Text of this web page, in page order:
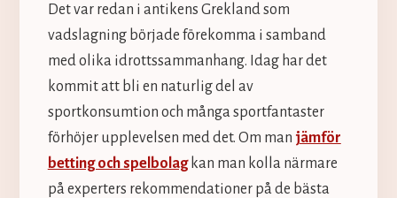
Det var redan i antikens Grekland som
vadslagning började förekomma i samband
med olika idrottssammanhang. Idag har det
kommit att bli en naturlig del av
sportkonsumtion och många sportfantaster
förhöjer upplevelsen med det. Om man jämför
betting och spelbolagkan man kolla närmare
på experters rekommendationer på de bästa